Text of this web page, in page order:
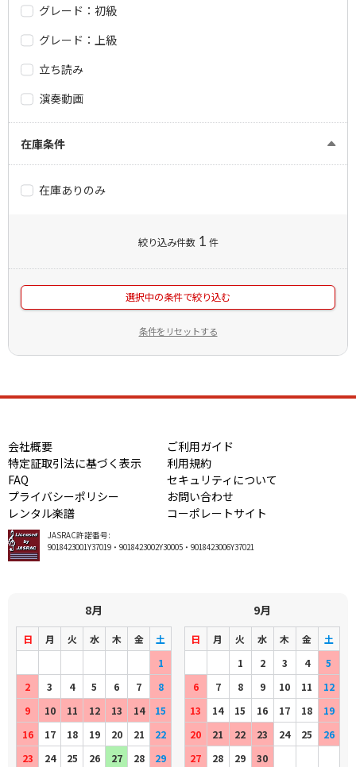
グレード：初級
グレード：上級
立ち読み
演奏動画
在庫条件
在庫ありのみ
絞り込み件数 1 件
選択中の条件で絞り込む
条件をリセットする
会社概要
ご利用ガイド
特定証取引法に基づく表示
利用規約
FAQ
セキュリティについて
プライバシーポリシー
お問い合わせ
レンタル楽譜
コーポレートサイト
JASRAC許諾番号:
9018423001Y37019・9018423002Y30005・9018423006Y37021
8月
日 月 火 水 木 金
土
1
2
3 4 5 6 7
8
9
10 11 12 13 14
15
16
17 18 19 20 21
22
23
24 25 26 27 28 29
9月
日 月 火 水 木 金
土
1
2 3 4
5
6
7 8 9 10 11
12
13
14 15 16 17 18
19
20
21 22 23 24 25
26
27
28 29 30